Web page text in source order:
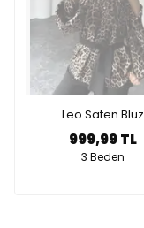
Leo Saten Bluz
999,99 TL
3 Beden